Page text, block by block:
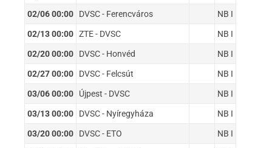
02/06 00:00 DVSC - Ferencváros NB I
02/13 00:00 ZTE - DVSC NB I
02/20 00:00 DVSC - Honvéd NB I
02/27 00:00 DVSC - Felcsút NB I
03/06 00:00 Újpest - DVSC NB I
03/13 00:00 DVSC - Nyíregyháza NB I
03/20 00:00 DVSC - ETO NB I